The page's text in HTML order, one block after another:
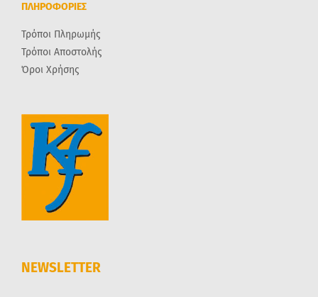
ΠΛΗΡΟΦΟΡΙΕΣ
Τρόποι Πληρωμής
Τρόποι Αποστολής
Όροι Χρήσης
NEWSLETTER